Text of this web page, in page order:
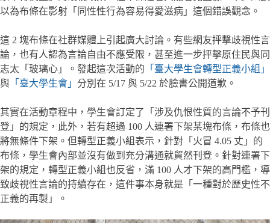
以為布條在影射「同性性行為容易得愛滋病」這個錯誤觀念。
這 2 塊布條在社群媒體上引起廣大討論。有些網友抨擊歧視性言
論，也有人認為言論自由不應受限，甚至進一步抨擊原住民與同
志太「玻璃心」。發起這次活動的 「臺大學生會轉型正義小組」
與 「臺大學生會」 分別在 5/17 與 5/22 於臉書公開道歉。
其實在活動章程中，學生會訂定了「涉及仇恨性質的言論不予刊
登」的規定，此外，若有超過 100 人連署下架某塊布條，布條也
將無條件下架。但轉型正義小組表示，針對「火冒 4.05 丈」的
布條，學生會內部並沒有做到充分溝通就貿然刊登。針對連署下
架的規定，轉型正義小組也反省，滿 100 人才下架的高門檻，導
致歧視性言論的持續存在，這件事本身就是「一種對於歷史性不
正義的再製」。